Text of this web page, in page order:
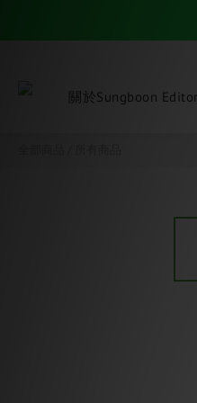
關於Sungboon Editor